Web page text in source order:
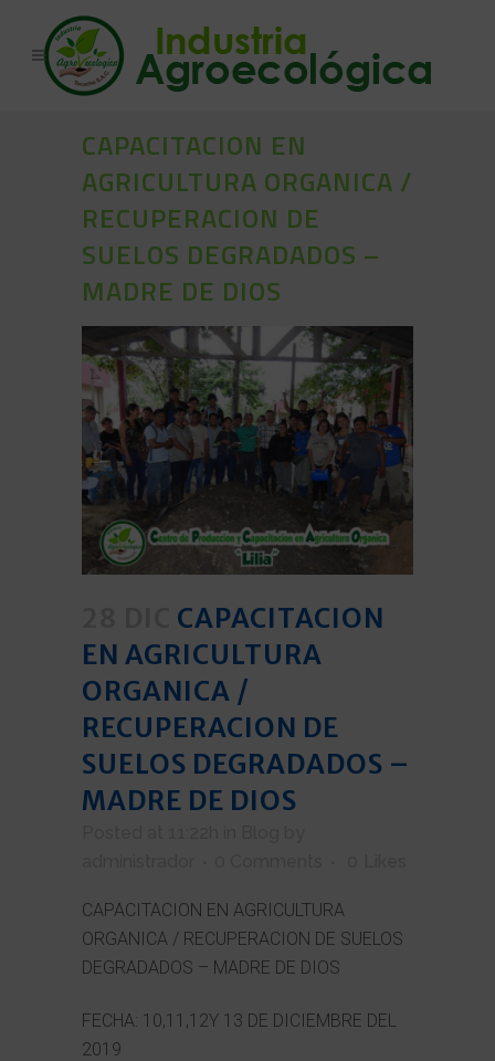
CAPACITACION EN
AGRICULTURA ORGANICA /
RECUPERACION DE
SUELOS DEGRADADOS –
MADRE DE DIOS
CAPACITACION
EN AGRICULTURA
ORGANICA /
RECUPERACION DE
SUELOS DEGRADADOS –
MADRE DE DIOS
CAPACITACION EN AGRICULTURA
ORGANICA / RECUPERACION DE SUELOS
DEGRADADOS – MADRE DE DIOS
FECHA: 10,11,12Y 13 DE DICIEMBRE DEL
2019